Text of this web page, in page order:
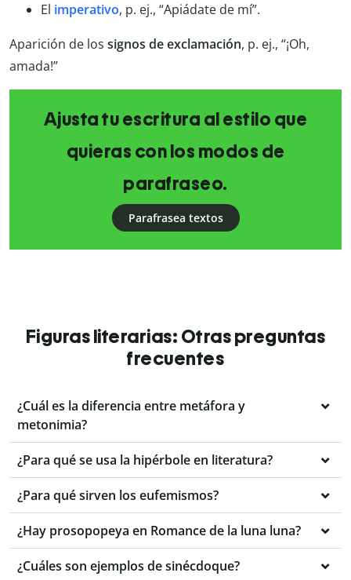
El imperativo, p. ej., “Apiádate de mí”.
Aparición de los signos de exclamación, p. ej., “¡Oh,
amada!”
Ajusta tu escritura al estilo que
quieras con los modos de
parafraseo.
Parafrasea textos
Figuras literarias: Otras preguntas
frecuentes
¿Cuál es la diferencia entre metáfora y
metonimia?
¿Para qué se usa la hipérbole en literatura?
¿Para qué sirven los eufemismos?
¿Hay prosopopeya en Romance de la luna luna?
¿Cuáles son ejemplos de sinécdoque?